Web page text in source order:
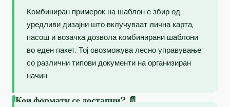
Комбиниран примерок на шаблон е збир од
уредливи дизајни што вклучуваат лична карта,
пасош и возачка дозвола комбинирани шаблони
во еден пакет. Тој овозможува лесно управување
со различни типови документи на организиран
начин.
Кои формати се достапни? 📄